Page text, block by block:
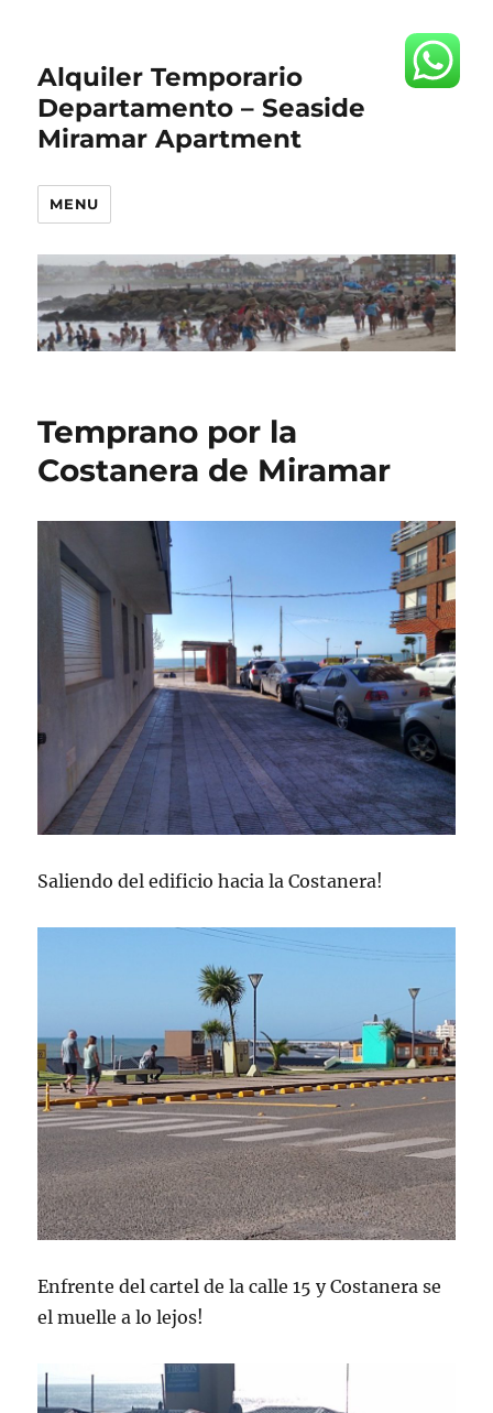
Alquiler Temporario
Departamento – Seaside
Miramar Apartment
MENU
Temprano por la
Costanera de Miramar
Saliendo del edificio hacia la Costanera!
Enfrente del cartel de la calle 15 y Costanera se
el muelle a lo lejos!